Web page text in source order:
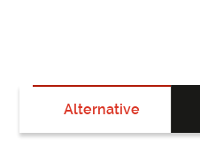
Alternative